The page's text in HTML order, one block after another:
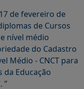
de fevereiro de
de Cursos
nível médio
do Cadastro
Médio - CNCT para
da Educação
”